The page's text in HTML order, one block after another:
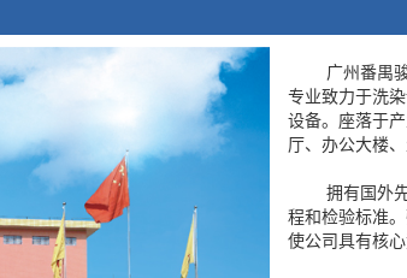
广州番禺骏
专业致力于洗
设备。座落于
厅、办公大楼
拥有国外先
程和检验标准
使公司具有核